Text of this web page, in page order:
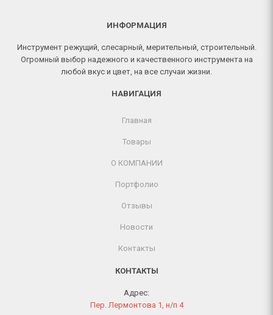
ИНФОРМАЦИЯ
Инструмент режущий, слесарный, мерительный, строительный.
Огромный выбор надежного и качественного инструмента на
любой вкус и цвет, на все случаи жизни.
НАВИГАЦИЯ
Главная
Товары
О КОМПАНИИ
Портфолио
Отзывы
Новости
Контакты
КОНТАКТЫ
Адрес:
Пер. Лермонтова 1, н/п 4